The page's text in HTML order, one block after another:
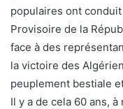
populaires ont
Provisoire de la
face à des
la victoire des
peuplement bestiale
Il y a de cela 60 ans,